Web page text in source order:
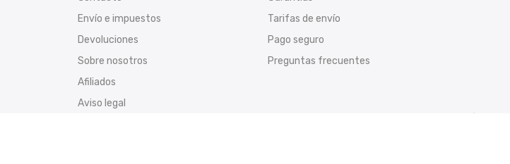
Envío e impuestos
Devoluciones
Sobre nosotros
Afiliados
Aviso legal
Tarifas de envío
Pago seguro
Preguntas frecuentes